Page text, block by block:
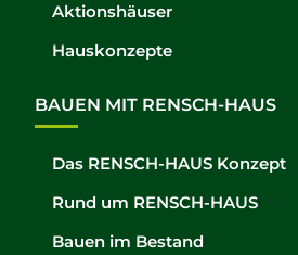
Aktionshäuser
Hauskonzepte
BAUEN MIT RENSCH-HAUS
Das RENSCH-HAUS Konzept
Rund um RENSCH-HAUS
Bauen im Bestand